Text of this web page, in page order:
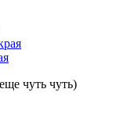
чуть чуть)